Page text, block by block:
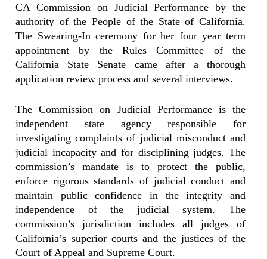
CA Commission on Judicial Performance by the
authority of the People of the State of California.
The Swearing-In ceremony for her four year term
appointment by the Rules Committee of the
California State Senate came after a thorough
application review process and several interviews.
The Commission on Judicial Performance is the
independent state agency responsible for
investigating complaints of judicial misconduct and
judicial incapacity and for disciplining judges. The
commission’s mandate is to protect the public,
enforce rigorous standards of judicial conduct and
maintain public confidence in the integrity and
independence of the judicial system. The
commission’s jurisdiction includes all judges of
California’s superior courts and the justices of the
Court of Appeal and Supreme Court.